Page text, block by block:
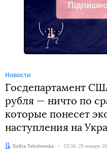
Telegram
Новости
Госдепартамент
рубля — ничто по
которые понесет
наступления на
Автор:
Sofiia Telishevska Дата:
23:34, 25 января